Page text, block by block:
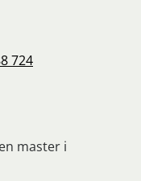
724
master i